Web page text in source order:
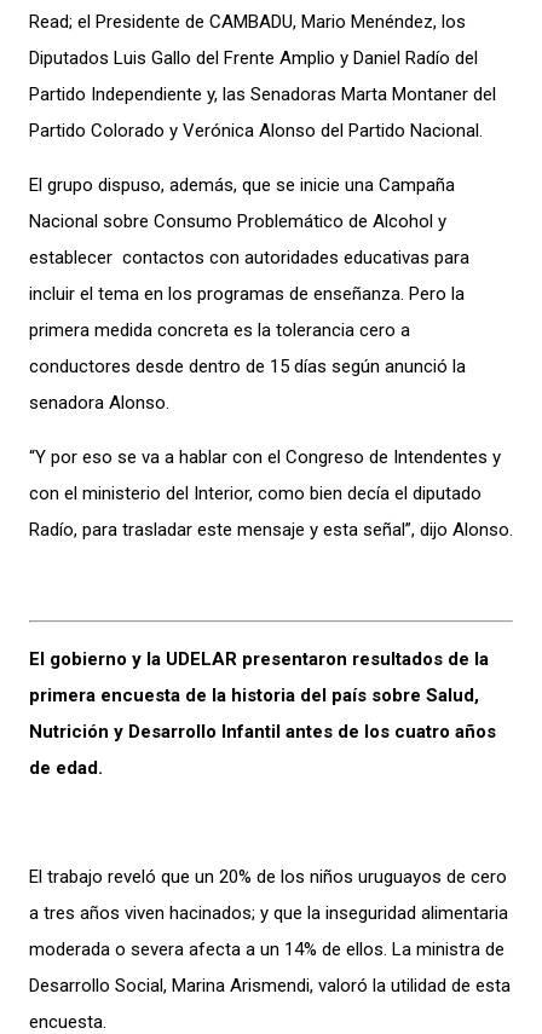
Read; el Presidente de CAMBADU, Mario Menéndez, los
Diputados Luis Gallo del Frente Amplio y Daniel Radío del
Partido Independiente y, las Senadoras Marta Montaner del
Partido Colorado y Verónica Alonso del Partido Nacional.
El grupo dispuso, además, que se inicie una Campaña
Nacional sobre Consumo Problemático de Alcohol y
establecer contactos con autoridades educativas para
incluir el tema en los programas de enseñanza. Pero la
primera medida concreta es la tolerancia cero a
conductores desde dentro de 15 días según anunció la
senadora Alonso.
“Y por eso se va a hablar con el Congreso de Intendentes y
con el ministerio del Interior, como bien decía el diputado
Radío, para trasladar este mensaje y esta señal”, dijo Alonso.
El gobierno y la UDELAR presentaron resultados de la
primera encuesta de la historia del país sobre Salud,
Nutrición y Desarrollo Infantil antes de los cuatro años
de edad.
El trabajo reveló que un 20% de los niños uruguayos de cero
a tres años viven hacinados; y que la inseguridad alimentaria
moderada o severa afecta a un 14% de ellos. La ministra de
Desarrollo Social, Marina Arismendi, valoró la utilidad de esta
encuesta.